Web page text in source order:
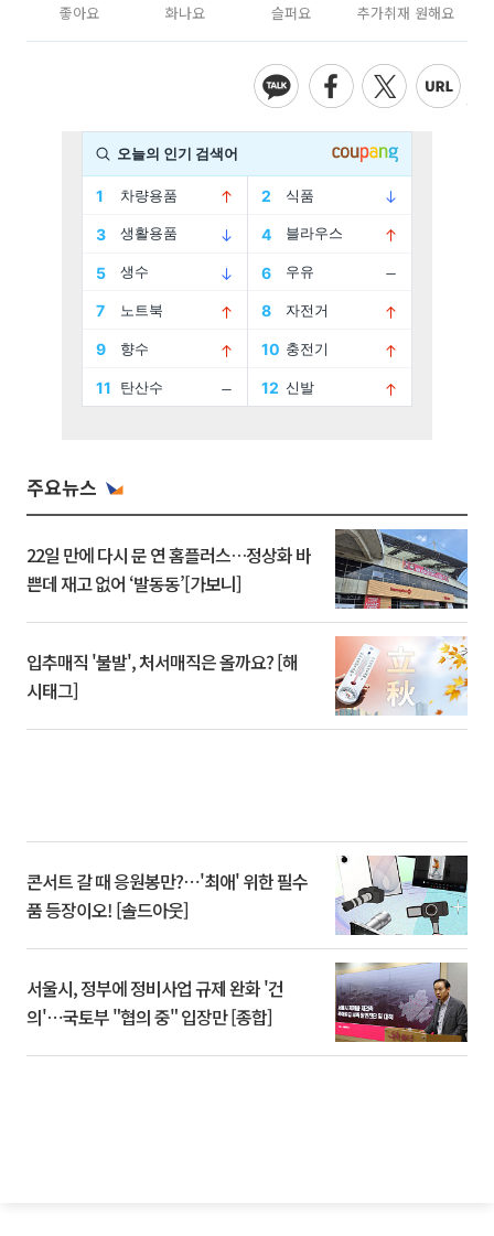
좋아요 화나요 슬퍼요 추가취재 원해요
주요뉴스
22일 만에 다시 문 연 홈플러스…정상화 바
쁜데 재고 없어 ‘발동동’[가보니]
입추매직 '불발', 처서매직은 올까요? [해
시태그]
콘서트 갈 때 응원봉만?⋯'최애' 위한 필수
품 등장이오! [솔드아웃]
서울시, 정부에 정비사업 규제 완화 '건
의'⋯국토부 "협의 중" 입장만 [종합]